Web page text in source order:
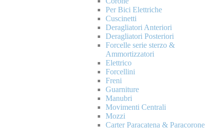
Per Bici Elettriche
Cuscinetti
Deragliatori Anteriori
Deragliatori Posteriori
Forcelle serie sterzo &
Ammortizzatori
Elettrico
Forcellini
Freni
Guarniture
Manubri
Movimenti Centrali
Mozzi
Carter Paracatena & Paracorone